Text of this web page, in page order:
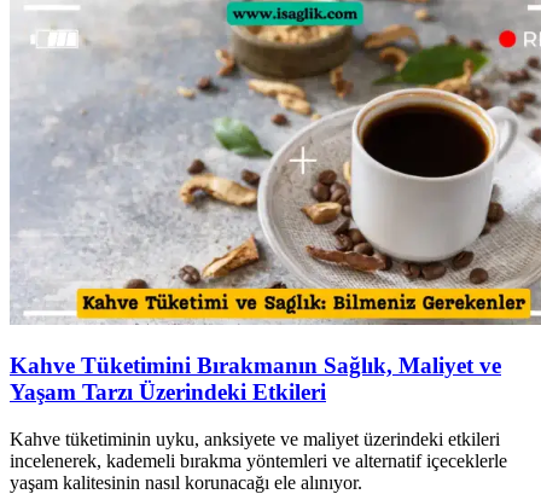
Kahve Tüketimini Bırakmanın Sağlık, Maliyet ve
Yaşam Tarzı Üzerindeki Etkileri
Kahve tüketiminin uyku, anksiyete ve maliyet üzerindeki etkileri
incelenerek, kademeli bırakma yöntemleri ve alternatif içeceklerle
yaşam kalitesinin nasıl korunacağı ele alınıyor.